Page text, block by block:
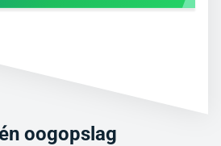
oogopslag